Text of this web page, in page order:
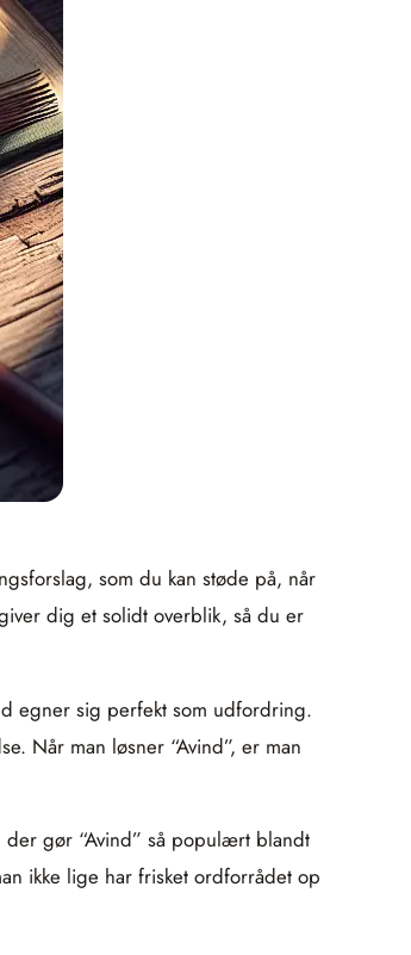
som du kan støde på, når
dig et solidt overblik, så du er
egner sig perfekt som udfordring.
Når man løsner “Avind”, er man
gør “Avind” så populært blandt
ikke lige har frisket ordforrådet op